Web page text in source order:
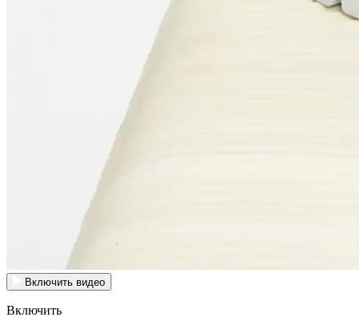
Включить видео
Включить